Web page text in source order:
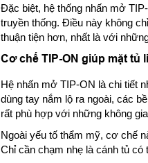
Đặc biệt, hệ thống nhấn mở
truyền thống. Điều này không
thuận tiện hơn, nhất là với
Cơ chế TIP-ON giúp mặt tủ
Hệ nhấn mở TIP-ON là chi tiết
dùng tay nắm lộ ra ngoài, các
rất phù hợp với những không
Ngoài yếu tố thẩm mỹ, cơ chế
Chỉ cần chạm nhẹ là cánh tủ có